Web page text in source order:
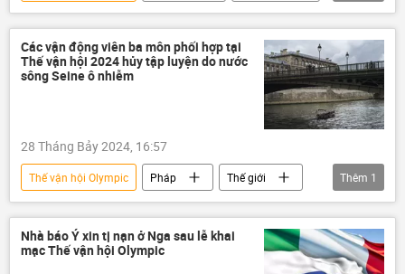
Pháp
Paris
Các vận động viên ba môn phối hợp tại
Thế vận hội 2024 hủy tập luyện do nước
sông Seine ô nhiễm
28 Tháng Bảy 2024, 16:57
Thế vận hội Olympic Pháp
Thế giới
Paris
Thêm 1
Nhà báo Ý xin tị nạn ở Nga sau lễ khai
mạc Thế vận hội Olympic